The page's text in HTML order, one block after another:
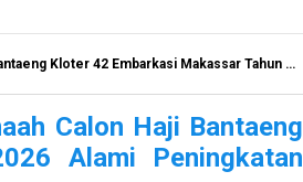
Makassar Tahun 2026 Alami Peningkatan Signifikan
Calon Haji Bantaeng
Alami Peningkatan